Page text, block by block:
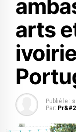
arts
Publié le :
Par: